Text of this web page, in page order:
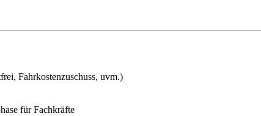
Fahrkostenzuschuss, uvm.)
für Fachkräfte